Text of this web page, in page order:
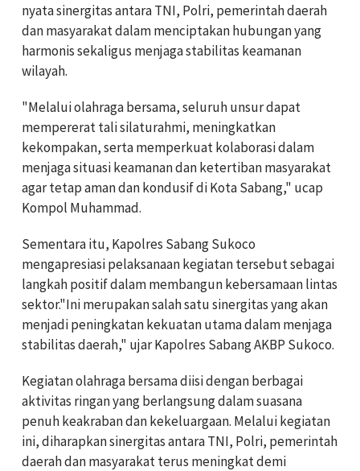
nyata sinergitas antara TNI, Polri, pemerintah daerah
dan masyarakat dalam menciptakan hubungan yang
harmonis sekaligus menjaga stabilitas keamanan
wilayah.
"Melalui olahraga bersama, seluruh unsur dapat
mempererat tali silaturahmi, meningkatkan
kekompakan, serta memperkuat kolaborasi dalam
menjaga situasi keamanan dan ketertiban masyarakat
agar tetap aman dan kondusif di Kota Sabang," ucap
Kompol Muhammad.
Sementara itu, Kapolres Sabang Sukoco
mengapresiasi pelaksanaan kegiatan tersebut sebagai
langkah positif dalam membangun kebersamaan lintas
sektor."Ini merupakan salah satu sinergitas yang akan
menjadi peningkatan kekuatan utama dalam menjaga
stabilitas daerah," ujar Kapolres Sabang AKBP Sukoco.
Kegiatan olahraga bersama diisi dengan berbagai
aktivitas ringan yang berlangsung dalam suasana
penuh keakraban dan kekeluargaan. Melalui kegiatan
ini, diharapkan sinergitas antara TNI, Polri, pemerintah
daerah dan masyarakat terus meningkat demi